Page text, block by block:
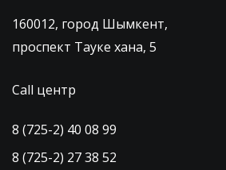
160012, город Шымкент,
проспект Тауке хана, 5
Call центр
8 (725-2) 40 08 99
8 (725-2) 27 38 52